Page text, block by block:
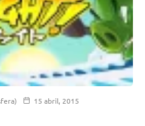
15 abril, 2015